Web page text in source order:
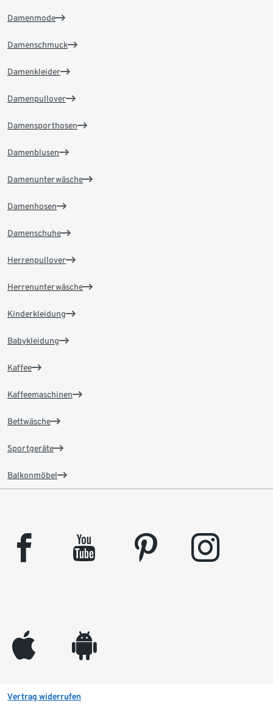
Damenmode
Damenschmuck
Damenkleider
Damenpullover
Damensporthosen
Damenblusen
Damenunterwäsche
Damenhosen
Damenschuhe
Herrenpullover
Herrenunterwäsche
Kinderkleidung
Babykleidung
Kaffee
Kaffeemaschinen
Bettwäsche
Sportgeräte
Balkonmöbel
facebook youtube pinterest instagram
appleinc android
Vertrag widerrufen